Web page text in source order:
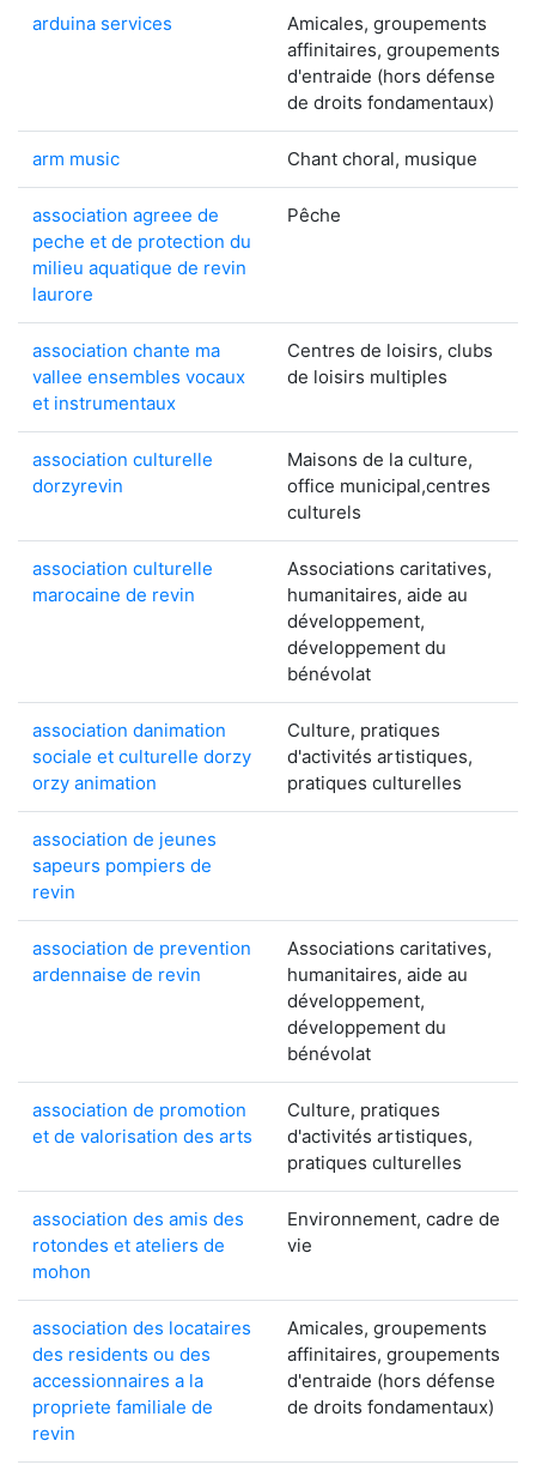
arduina services
Amicales, groupements
affinitaires, groupements
d'entraide (hors défense
de droits fondamentaux)
arm music Chant choral, musique
association agreee de
peche et de protection du
milieu aquatique de revin
laurore
Pêche
association chante ma
vallee ensembles vocaux
et instrumentaux
Centres de loisirs, clubs
de loisirs multiples
association culturelle
dorzyrevin
Maisons de la culture,
office municipal,centres
culturels
association culturelle
marocaine de revin
Associations caritatives,
humanitaires, aide au
développement,
développement du
bénévolat
association danimation
sociale et culturelle dorzy
orzy animation
Culture, pratiques
d'activités artistiques,
pratiques culturelles
association de jeunes
sapeurs pompiers de
revin
association de prevention
ardennaise de revin
Associations caritatives,
humanitaires, aide au
développement,
développement du
bénévolat
association de promotion
et de valorisation des arts
Culture, pratiques
d'activités artistiques,
pratiques culturelles
association des amis des
rotondes et ateliers de
mohon
Environnement, cadre de
vie
association des locataires
des residents ou des
accessionnaires a la
propriete familiale de
revin
Amicales, groupements
affinitaires, groupements
d'entraide (hors défense
de droits fondamentaux)